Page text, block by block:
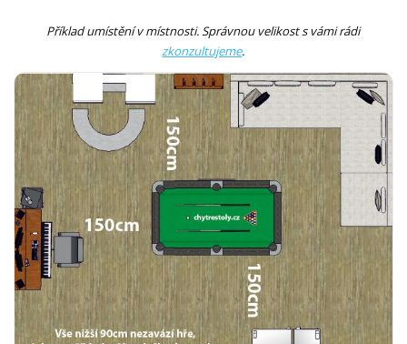
Příklad umístění v místnosti. Správnou velikost s vámi rádi
zkonzultujeme.